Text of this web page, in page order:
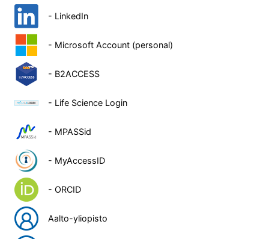
- LinkedIn
- Microsoft Account (personal)
- B2ACCESS
- Life Science Login
- MPASSid
- MyAccessID
- ORCID
Aalto-yliopisto